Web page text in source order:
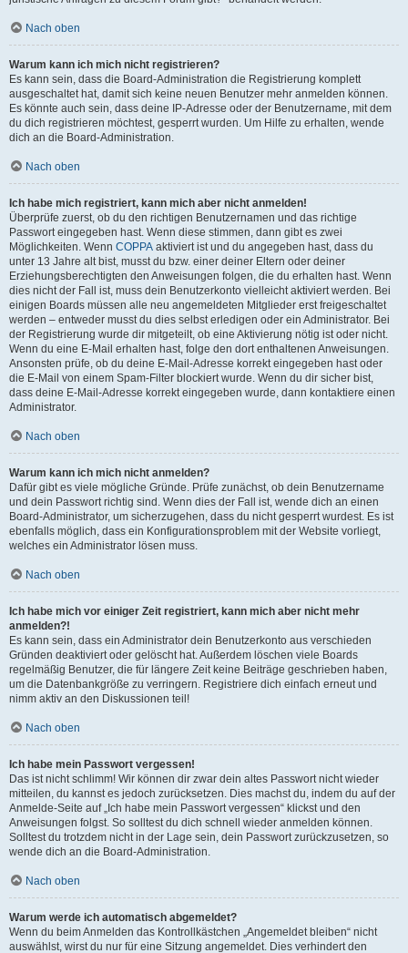
Nach oben
Warum kann ich mich nicht registrieren?
Es kann sein, dass die Board-Administration die Registrierung komplett
ausgeschaltet hat, damit sich keine neuen Benutzer mehr anmelden können.
Es könnte auch sein, dass deine IP-Adresse oder der Benutzername, mit dem
du dich registrieren möchtest, gesperrt wurden. Um Hilfe zu erhalten, wende
dich an die Board-Administration.
Nach oben
Ich habe mich registriert, kann mich aber nicht anmelden!
Überprüfe zuerst, ob du den richtigen Benutzernamen und das richtige
Passwort eingegeben hast. Wenn diese stimmen, dann gibt es zwei
Möglichkeiten. Wenn COPPA aktiviert ist und du angegeben hast, dass du
unter 13 Jahre alt bist, musst du bzw. einer deiner Eltern oder deiner
Erziehungsberechtigten den Anweisungen folgen, die du erhalten hast. Wenn
dies nicht der Fall ist, muss dein Benutzerkonto vielleicht aktiviert werden. Bei
einigen Boards müssen alle neu angemeldeten Mitglieder erst freigeschaltet
werden – entweder musst du dies selbst erledigen oder ein Administrator. Bei
der Registrierung wurde dir mitgeteilt, ob eine Aktivierung nötig ist oder nicht.
Wenn du eine E-Mail erhalten hast, folge den dort enthaltenen Anweisungen.
Ansonsten prüfe, ob du deine E-Mail-Adresse korrekt eingegeben hast oder
die E-Mail von einem Spam-Filter blockiert wurde. Wenn du dir sicher bist,
dass deine E-Mail-Adresse korrekt eingegeben wurde, dann kontaktiere einen
Administrator.
Nach oben
Warum kann ich mich nicht anmelden?
Dafür gibt es viele mögliche Gründe. Prüfe zunächst, ob dein Benutzername
und dein Passwort richtig sind. Wenn dies der Fall ist, wende dich an einen
Board-Administrator, um sicherzugehen, dass du nicht gesperrt wurdest. Es ist
ebenfalls möglich, dass ein Konfigurationsproblem mit der Website vorliegt,
welches ein Administrator lösen muss.
Nach oben
Ich habe mich vor einiger Zeit registriert, kann mich aber nicht mehr
anmelden?!
Es kann sein, dass ein Administrator dein Benutzerkonto aus verschieden
Gründen deaktiviert oder gelöscht hat. Außerdem löschen viele Boards
regelmäßig Benutzer, die für längere Zeit keine Beiträge geschrieben haben,
um die Datenbankgröße zu verringern. Registriere dich einfach erneut und
nimm aktiv an den Diskussionen teil!
Nach oben
Ich habe mein Passwort vergessen!
Das ist nicht schlimm! Wir können dir zwar dein altes Passwort nicht wieder
mitteilen, du kannst es jedoch zurücksetzen. Dies machst du, indem du auf der
Anmelde-Seite auf „Ich habe mein Passwort vergessen“ klickst und den
Anweisungen folgst. So solltest du dich schnell wieder anmelden können.
Solltest du trotzdem nicht in der Lage sein, dein Passwort zurückzusetzen, so
wende dich an die Board-Administration.
Nach oben
Warum werde ich automatisch abgemeldet?
Wenn du beim Anmelden das Kontrollkästchen „Angemeldet bleiben“ nicht
auswählst, wirst du nur für eine Sitzung angemeldet. Dies verhindert den